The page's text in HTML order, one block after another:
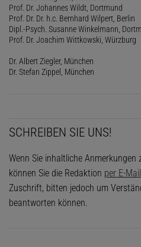
Prof. Dr. Johannes Wildt, Dortmund
Prof. Dr. Dr. h.c. Bernhard Wilpert, Berlin
Dipl.-Psych. Susanne Winkelmann,
Prof. Dr. Joachim Wittkowski, Würzburg
Dr. Albert Ziegler, München
Dr. Stefan Zippel, München
SCHREIBEN SIE UNS!
Wenn Sie inhaltliche Anmerkungen
können Sie die Redaktion per E-Mail
Zuschrift, bitten jedoch um
beantworten können.